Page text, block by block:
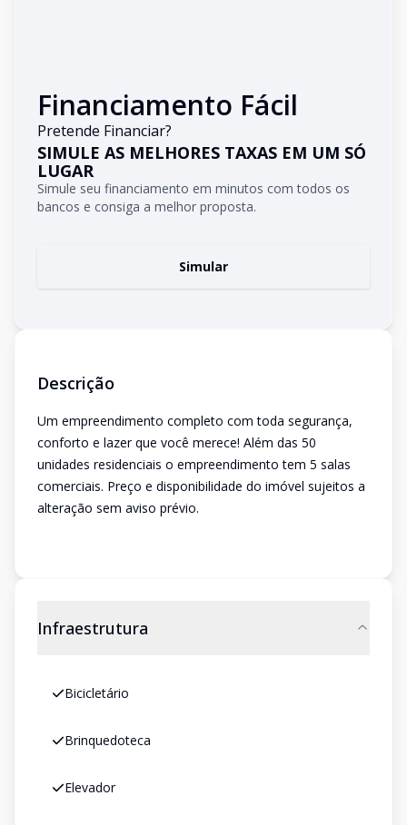
Financiamento Fácil
Pretende Financiar?
SIMULE AS MELHORES TAXAS EM UM SÓ
LUGAR
Simule seu financiamento em minutos com todos os
bancos e consiga a melhor proposta.
Simular
Descrição
Um empreendimento completo com toda segurança,
conforto e lazer que você merece! Além das 50
unidades residenciais o empreendimento tem 5 salas
comerciais. Preço e disponibilidade do imóvel sujeitos a
alteração sem aviso prévio.
Infraestrutura
Bicicletário
Brinquedoteca
Elevador